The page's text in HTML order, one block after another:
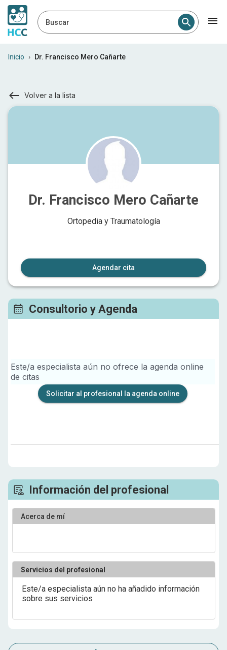
Buscar
Inicio › Dr. Francisco Mero Cañarte
Volver a la lista
Información del profesional
Acerca de mí
Servicios del profesional
Este/a especialista aún no ha añadido información
sobre sus servicios
Dr. Francisco Mero Cañarte
Ortopedia y Traumatología
Agendar cita
Consultorio y Agenda
Este/a especialista aún no ofrece la agenda online
de citas
Solicitar al profesional la agenda online